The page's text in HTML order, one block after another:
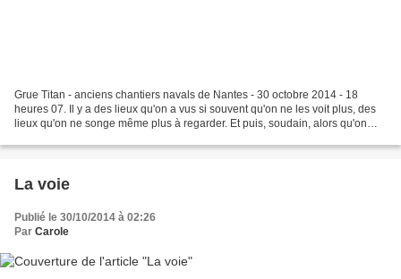
Grue Titan - anciens chantiers navals de Nantes - 30 octobre 2014 - 18
heures 07. Il y a des lieux qu'on a vus si souvent qu'on ne les voit plus, des
lieux qu'on ne songe même plus à regarder. Et puis, soudain, alors qu'on
La voie
Publié le 30/10/2014 à 02:26
Par Carole